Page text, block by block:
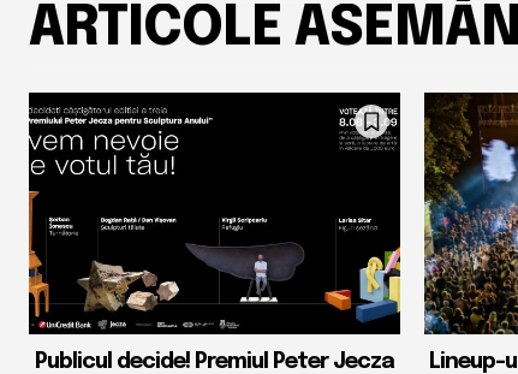
ARTICOLE
Publicul decide! Premiul Peter Jecza
Lineup-